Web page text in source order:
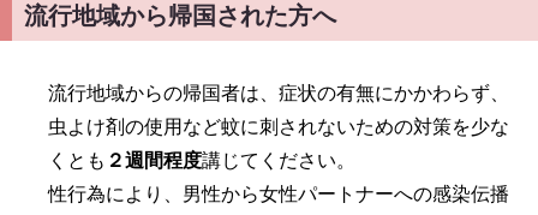
流行地域から帰国された方へ
流行地域からの帰国者は、症状の有無にかかわらず、
虫よけ剤の使用など蚊に刺されないための対策を少な
くとも ２週間程度講じてください。
性行為により、男性から女性パートナーへの感染伝播